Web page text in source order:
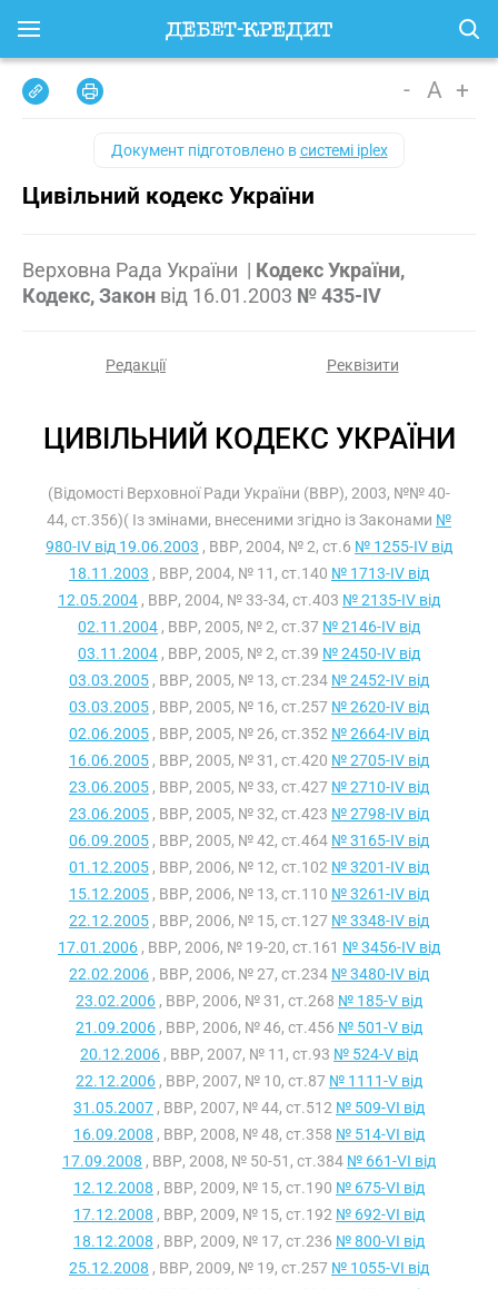
- A +
Документ підготовлено всистемі iplex
Цивільний кодекс України
Верховна Рада України | Кодекс України,
Кодекс, Закон від 16.01.2003 № 435-IV
Редакції Реквізити
ЦИВІЛЬНИЙ КОДЕКС УКРАЇНИ
(Відомості Верховної Ради України (ВВР), 2003, №№ 40-
44, ст.356)( Із змінами, внесеними згідно із Законами №
980-IV від 19.06.2003 , ВВР, 2004, № 2, ст.6 № 1255-IV від
18.11.2003 , ВВР, 2004, № 11, ст.140 № 1713-IV від
12.05.2004 , ВВР, 2004, № 33-34, ст.403 № 2135-IV від
02.11.2004 , ВВР, 2005, № 2, ст.37 № 2146-IV від
03.11.2004 , ВВР, 2005, № 2, ст.39 № 2450-IV від
03.03.2005 , ВВР, 2005, № 13, ст.234 № 2452-IV від
03.03.2005 , ВВР, 2005, № 16, ст.257 № 2620-IV від
02.06.2005 , ВВР, 2005, № 26, ст.352 № 2664-IV від
16.06.2005 , ВВР, 2005, № 31, ст.420 № 2705-IV від
23.06.2005 , ВВР, 2005, № 33, ст.427 № 2710-IV від
23.06.2005 , ВВР, 2005, № 32, ст.423 № 2798-IV від
06.09.2005 , ВВР, 2005, № 42, ст.464 № 3165-IV від
01.12.2005 , ВВР, 2006, № 12, ст.102 № 3201-IV від
15.12.2005 , ВВР, 2006, № 13, ст.110 № 3261-IV від
22.12.2005 , ВВР, 2006, № 15, ст.127 № 3348-IV від
17.01.2006 , ВВР, 2006, № 19-20, ст.161 № 3456-IV від
22.02.2006 , ВВР, 2006, № 27, ст.234 № 3480-IV від
23.02.2006 , ВВР, 2006, № 31, ст.268 № 185-V від
21.09.2006 , ВВР, 2006, № 46, ст.456 № 501-V від
20.12.2006 , ВВР, 2007, № 11, ст.93 № 524-V від
22.12.2006 , ВВР, 2007, № 10, ст.87 № 1111-V від
31.05.2007 , ВВР, 2007, № 44, ст.512 № 509-VI від
16.09.2008 , ВВР, 2008, № 48, ст.358 № 514-VI від
17.09.2008 , ВВР, 2008, № 50-51, ст.384 № 661-VI від
12.12.2008 , ВВР, 2009, № 15, ст.190 № 675-VI від
17.12.2008 , ВВР, 2009, № 15, ст.192 № 692-VI від
18.12.2008 , ВВР, 2009, № 17, ст.236 № 800-VI від
25.12.2008 , ВВР, 2009, № 19, ст.257 № 1055-VI від